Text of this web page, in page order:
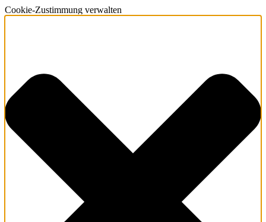
Cookie-Zustimmung verwalten